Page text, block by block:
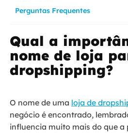
Perguntas Frequentes
Qual a
nome de loja
dropshipping?
O nome de uma loja de
negócio é encontrado,
influencia muito mais do que a